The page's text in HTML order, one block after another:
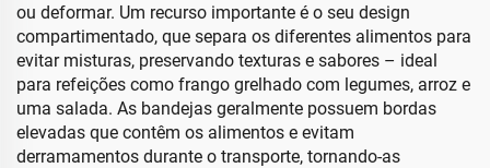
ou deformar. Um recurso importante é o seu design
compartimentado, que separa os diferentes alimentos para
evitar misturas, preservando texturas e sabores – ideal
para refeições como frango grelhado com legumes, arroz e
uma salada. As bandejas geralmente possuem bordas
elevadas que contêm os alimentos e evitam
derramamentos durante o transporte, tornando-as